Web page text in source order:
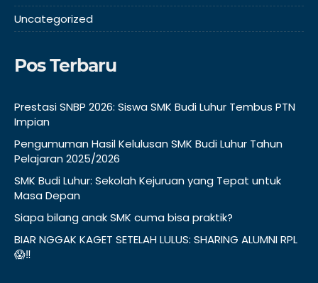
Uncategorized
Pos Terbaru
Prestasi SNBP 2026: Siswa SMK Budi Luhur Tembus PTN
Impian
Pengumuman Hasil Kelulusan SMK Budi Luhur Tahun
Pelajaran 2025/2026
SMK Budi Luhur: Sekolah Kejuruan yang Tepat untuk
Masa Depan
Siapa bilang anak SMK cuma bisa praktik?
BIAR NGGAK KAGET SETELAH LULUS: SHARING ALUMNI RPL
😱‼️